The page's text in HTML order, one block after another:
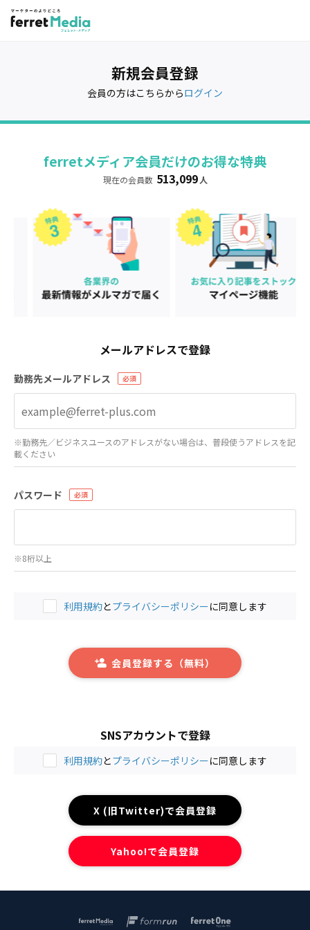
新規会員登録
会員の方はこちらからログイン
ferretメディア会員だけのお得な特典
現在の会員数 513,099 人
SNSアカウントで登録
利用規約とプライバシーポリシーに同意します
X (旧Twitter)で会員登録
Yahoo!で会員登録
メールアドレスで登録
勤務先メールアドレス
※勤務先／ビジネスユースのアドレスがない場合は、普段使うアドレスを記
載ください
パスワード
※8桁以上
利用規約とプライバシーポリシーに同意します
会員登録する（無料）